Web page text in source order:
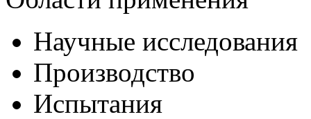
Научные исследования
Производство
Испытания